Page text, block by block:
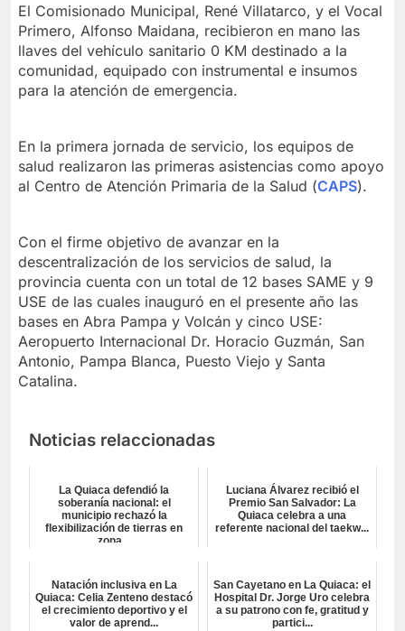
El Comisionado Municipal, René Villatarco, y el Vocal
Primero, Alfonso Maidana, recibieron en mano las
llaves del vehículo sanitario 0 KM destinado a la
comunidad, equipado con instrumental e insumos
para la atención de emergencia.
En la primera jornada de servicio, los equipos de
salud realizaron las primeras asistencias como apoyo
al Centro de Atención Primaria de la Salud (CAPS).
Con el firme objetivo de avanzar en la
descentralización de los servicios de salud, la
provincia cuenta con un total de 12 bases SAME y 9
USE de las cuales inauguró en el presente año las
bases en Abra Pampa y Volcán y cinco USE:
Aeropuerto Internacional Dr. Horacio Guzmán, San
Antonio, Pampa Blanca, Puesto Viejo y Santa
Catalina.
Noticias relaccionadas
La Quiaca defendió la
soberanía nacional: el
municipio rechazó la
flexibilización de tierras en
zona...
Luciana Álvarez recibió el
Premio San Salvador: La
Quiaca celebra a una
referente nacional del taekw...
Natación inclusiva en La
Quiaca: Celia Zenteno destacó
el crecimiento deportivo y el
valor de aprend...
San Cayetano en La Quiaca: el
Hospital Dr. Jorge Uro celebra
a su patrono con fe, gratitud y
partici...